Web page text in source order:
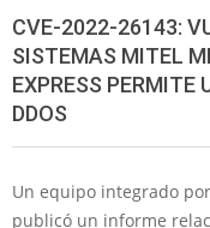
CVE-2022-26143:
SISTEMAS MITEL
EXPRESS PERMITE
DDOS
Un equipo integrado
publicó un informe